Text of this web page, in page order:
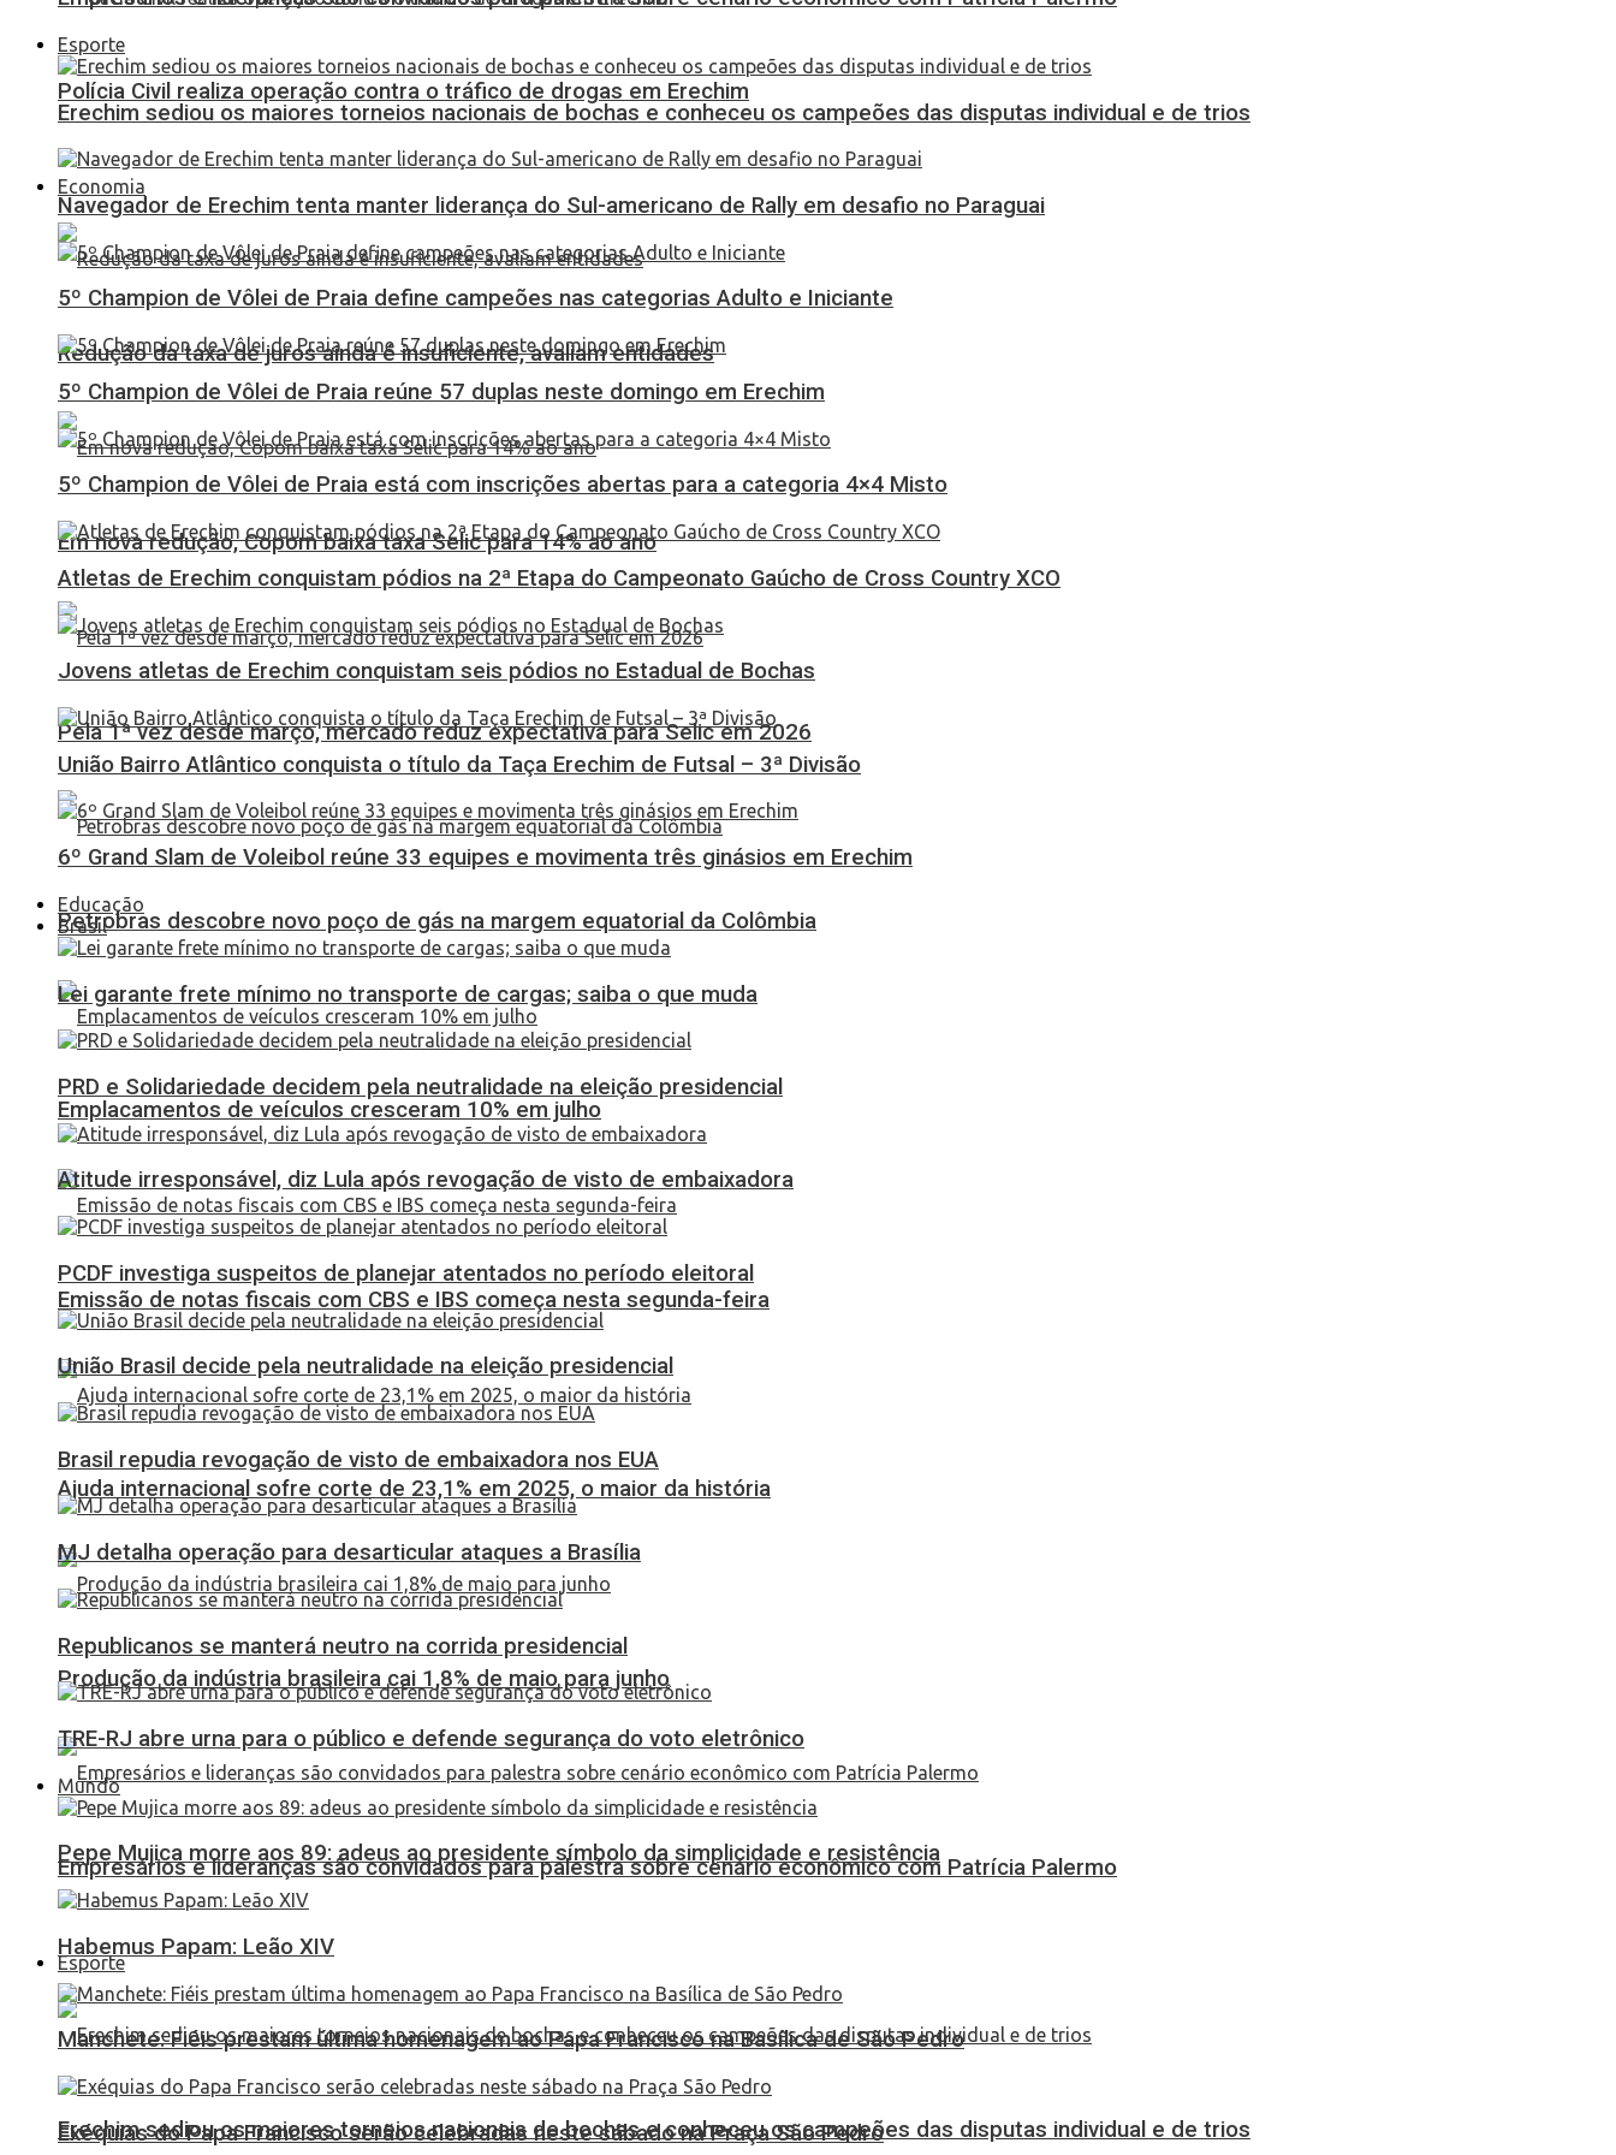
Polícia Civil realiza operação contra o tráfico de drogas em Erechim
Economia
Redução da taxa de juros ainda é insuficiente, avaliam entidades
Em nova redução, Copom baixa taxa Selic para 14% ao ano
Pela 1ª vez desde março, mercado reduz expectativa para Selic em 2026
Petrobras descobre novo poço de gás na margem equatorial da Colômbia
Emplacamentos de veículos cresceram 10% em julho
Emissão de notas fiscais com CBS e IBS começa nesta segunda-feira
Ajuda internacional sofre corte de 23,1% em 2025, o maior da história
Produção da indústria brasileira cai 1,8% de maio para junho
Empresários e lideranças são convidados para palestra sobre cenário econômico com Patrícia Palermo
Esporte
Erechim sediou os maiores torneios nacionais de bochas e conheceu os campeões das disputas individual e de trios
Esporte
Erechim sediou os maiores torneios nacionais de bochas e conheceu os campeões das disputas individual e de trios
Navegador de Erechim tenta manter liderança do Sul-americano de Rally em desafio no Paraguai
5º Champion de Vôlei de Praia define campeões nas categorias Adulto e Iniciante
5º Champion de Vôlei de Praia reúne 57 duplas neste domingo em Erechim
5º Champion de Vôlei de Praia está com inscrições abertas para a categoria 4×4 Misto
Atletas de Erechim conquistam pódios na 2ª Etapa do Campeonato Gaúcho de Cross Country XCO
Jovens atletas de Erechim conquistam seis pódios no Estadual de Bochas
União Bairro Atlântico conquista o título da Taça Erechim de Futsal – 3ª Divisão
6º Grand Slam de Voleibol reúne 33 equipes e movimenta três ginásios em Erechim
Educação
Brasil
Lei garante frete mínimo no transporte de cargas; saiba o que muda
PRD e Solidariedade decidem pela neutralidade na eleição presidencial
Atitude irresponsável, diz Lula após revogação de visto de embaixadora
PCDF investiga suspeitos de planejar atentados no período eleitoral
União Brasil decide pela neutralidade na eleição presidencial
Brasil repudia revogação de visto de embaixadora nos EUA
MJ detalha operação para desarticular ataques a Brasília
Republicanos se manterá neutro na corrida presidencial
TRE-RJ abre urna para o público e defende segurança do voto eletrônico
Mundo
Pepe Mujica morre aos 89: adeus ao presidente símbolo da simplicidade e resistência
Habemus Papam: Leão XIV
Manchete: Fiéis prestam última homenagem ao Papa Francisco na Basílica de São Pedro
Exéquias do Papa Francisco serão celebradas neste sábado na Praça São Pedro